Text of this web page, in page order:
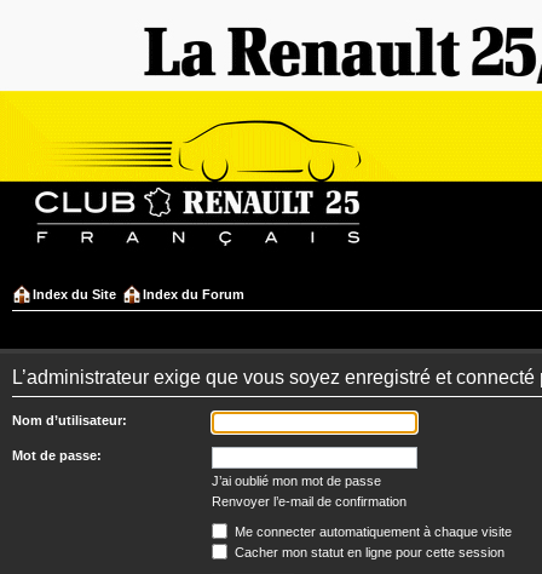
Index du Site Index du Forum
L’administrateur exige que vous soyez enregistré et
Nom d’utilisateur:
Mot de passe:
J’ai oublié mon mot de passe
Renvoyer l’e-mail de confirmation
Me connecter automatiquement à chaque visite
Cacher mon statut en ligne pour cette session